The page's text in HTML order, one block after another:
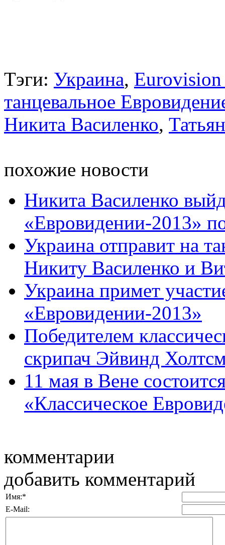
Тэги: Украина, Eurovision
танцевальное
Никита Василенко,
похожие новости
Никита Василенко
«Евровидении-2013»
Украина отправит на
Никиту Василенко и
Украина примет
«Евровидении-2013»
Победителем
скрипач Эйвинд
11 мая в Вене
«Классическое
комментарии
добавить комментарий
Имя:*
E-Mail: